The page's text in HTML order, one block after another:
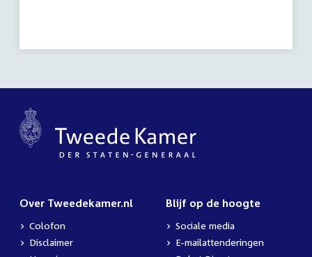
Over Tweedekamer.nl
Colofon
Disclaimer
Blijf op de hoogte
Sociale media
E-mailattenderingen